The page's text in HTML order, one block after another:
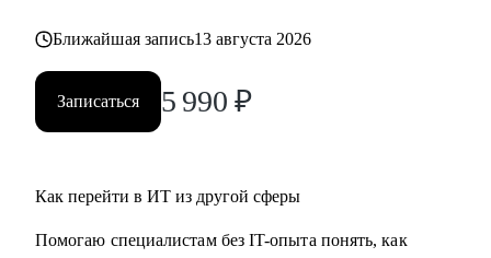
Мы вместе сможем индивидуально разобрать практически
ты новичок и только определяешься с выбором, я проведу
для тебя обзор на самые востребованные профессии в
Ближайшая запись13 августа 2026
Записаться 5 990 ₽
Как перейти в ИТ из другой сферы
Помогаю специалистам без IT-опыта понять, как